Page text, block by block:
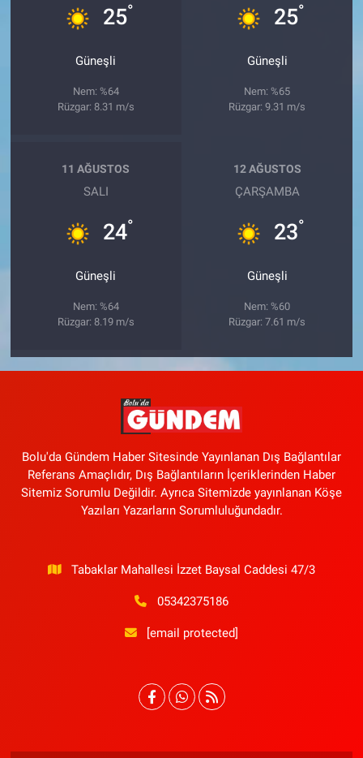
25°
Güneşli
Nem: %64
Rüzgar: 8.31 m/s
25°
Güneşli
Nem: %65
Rüzgar: 9.31 m/s
11 AĞUSTOS
SALI
24°
Güneşli
Nem: %64
Rüzgar: 8.19 m/s
12 AĞUSTOS
ÇARŞAMBA
23°
Güneşli
Nem: %60
Rüzgar: 7.61 m/s
Bolu'da Gündem Haber Sitesinde Yayınlanan Dış Bağlantılar
Referans Amaçlıdır, Dış Bağlantıların İçeriklerinden Haber
Sitemiz Sorumlu Değildir. Ayrıca Sitemizde yayınlanan Köşe
Yazıları Yazarların Sorumluluğundadır.
Tabaklar Mahallesi İzzet Baysal Caddesi 47/3
05342375186
[email protected]